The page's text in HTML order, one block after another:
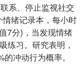
系、停止监视社交
绪记录本，每小时
7分)，当发现情绪
练习。研究表明，
冲动行为概率。